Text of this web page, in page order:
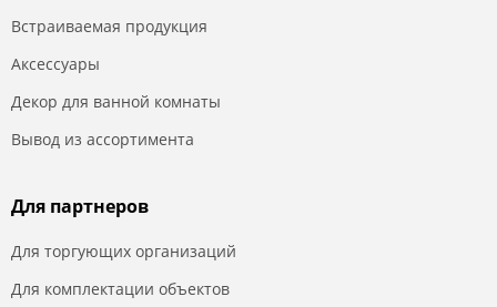
Встраиваемая продукция
Аксессуары
Декор для ванной комнаты
Вывод из ассортимента
Для партнеров
Для торгующих организаций
Для комплектации объектов